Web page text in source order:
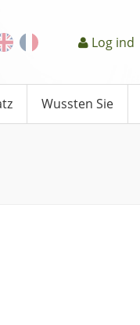
Log ind
Wussten Sie